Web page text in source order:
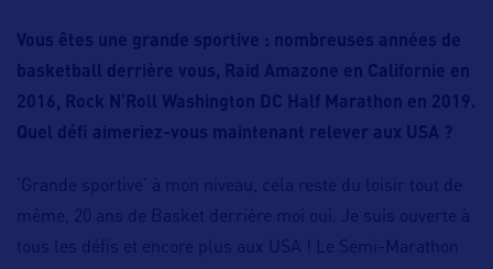
Vous êtes une grande sportive : nombreuses années de
basketball derrière vous, Raid Amazone en Californie en
2016, Rock N’Roll Washington DC Half Marathon en 2019.
Quel défi aimeriez-vous maintenant relever aux USA ?
‘Grande sportive’ à mon niveau, cela reste du loisir tout de
même, 20 ans de Basket derrière moi oui. Je suis ouverte à
tous les défis et encore plus aux USA ! Le Semi-Marathon